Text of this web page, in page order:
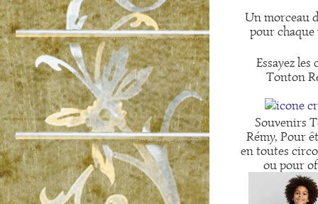
Un morceau
pour
Essayez les
Tonton
Souvenirs
Rémy, Pour
en toutes
ou pour